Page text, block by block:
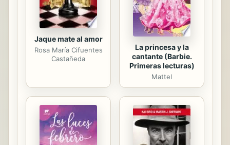
mejora de la...
Jaque mate al amor
Rosa María Cifuentes
Castañeda
La princesa y la
cantante (Barbie.
Primeras lecturas)
Mattel